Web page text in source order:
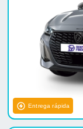
Entrega rápida